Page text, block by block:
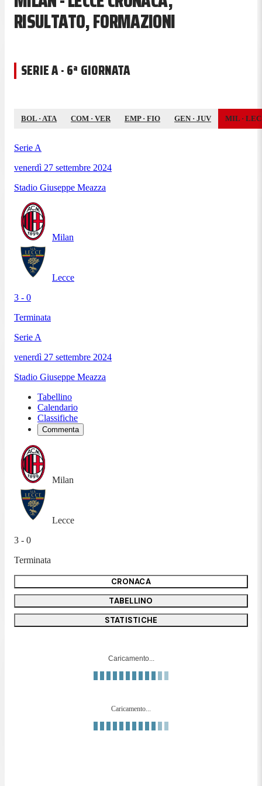
RISULTATO, FORMAZIONI
SERIE A · 6ª GIORNATA
BOL · ATA COM · VER EMP· FIO GEN · JUV MIL · LEC
Serie A
venerdì 27 settembre 2024
Stadio Giuseppe Meazza
Milan
Lecce
3 - 0
Terminata
Serie A
venerdì 27 settembre 2024
Stadio Giuseppe Meazza
Tabellino
Calendario
Classifiche
Commenta
Milan
Lecce
3 - 0
Terminata
CRONACA
TABELLINO
STATISTICHE
Caricamento...
Caricamento...